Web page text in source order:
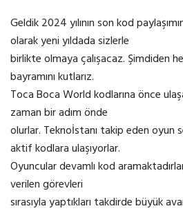
Geldik 2024 yılının son kod
olarak yeni yıldada sizlerle
birlikte olmaya çalışacaz. Şimdiden
bayramını kutlarız.
Toca Boca World kodlarına önce
zaman bir adım önde
olurlar. Teknoİstanı takip eden oyun
aktif kodlara ulaşıyorlar.
Oyuncular devamlı kod
verilen görevleri
sırasıyla yaptıkları takdirde büyük